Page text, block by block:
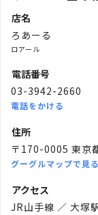
店名
ろあーる
ロアール
電話番号
03-3942-2660
電話をかける
住所
〒170-0005 東京
グーグルマップで見る
アクセス
JR山手線 ／ 大塚